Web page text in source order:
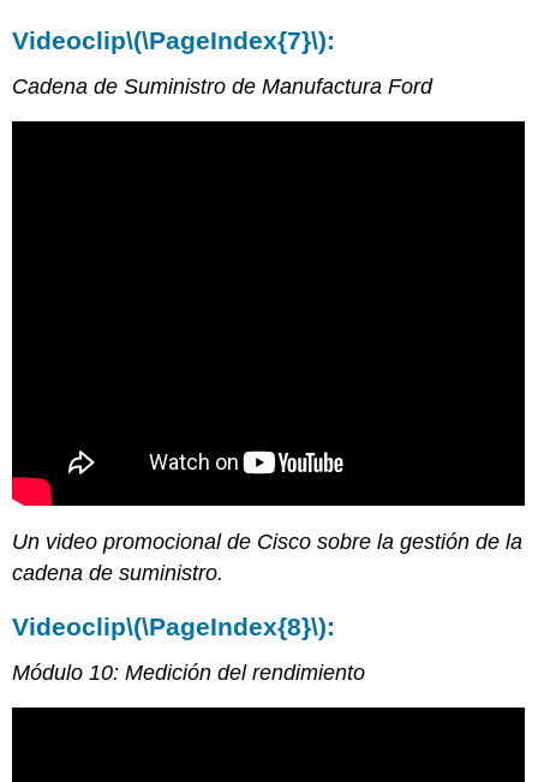
Videoclip\(\PageIndex{7}\):
Cadena de Suministro de Manufactura Ford
Un video promocional de Cisco sobre la gestión de la
cadena de suministro.
Videoclip\(\PageIndex{8}\):
Módulo 10: Medición del rendimiento